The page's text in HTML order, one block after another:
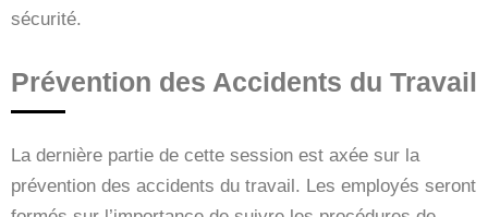
sécurité.
Prévention des Accidents du Travail
La dernière partie de cette session est axée sur la
prévention des accidents du travail. Les employés seront